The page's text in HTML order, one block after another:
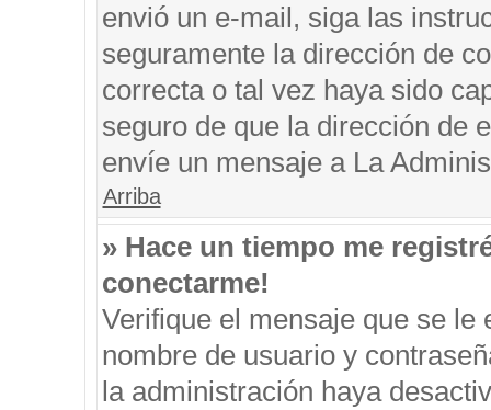
envió un e-mail, siga las
seguramente la dirección de
correcta o tal vez haya sido
seguro de que la dirección de
envíe un mensaje a La
Arriba
» Hace un tiempo me
conectarme!
Verifique el mensaje que se
nombre de usuario y
la administración haya